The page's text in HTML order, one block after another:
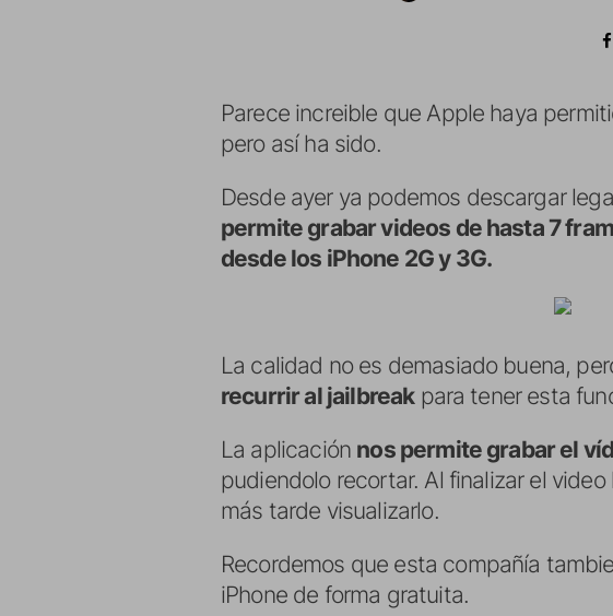
Parece increible que Apple haya
pero así ha sido.
Desde ayer ya podemos descargar
permite grabar videos de hasta 7
desde los iPhone 2G y 3G.
La calidad no es demasiado buena,
recurrir al jailbreakpara tener esta
La aplicación nos permite grabar el
pudiendolo recortar. Al finalizar el
más tarde visualizarlo.
Recordemos que esta compañía
iPhone de forma gratuita.